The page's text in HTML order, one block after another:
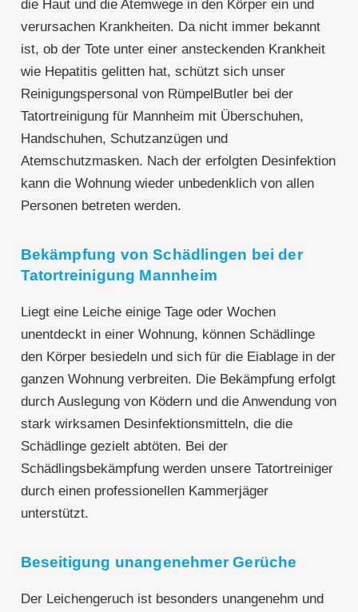
die Haut und die Atemwege in den Körper ein und
verursachen Krankheiten. Da nicht immer bekannt
ist, ob der Tote unter einer ansteckenden Krankheit
wie Hepatitis gelitten hat, schützt sich unser
Reinigungspersonal von RümpelButler bei der
Tatortreinigung für Mannheim mit Überschuhen,
Handschuhen, Schutzanzügen und
Atemschutzmasken. Nach der erfolgten Desinfektion
kann die Wohnung wieder unbedenklich von allen
Personen betreten werden.
Bekämpfung von Schädlingen bei der
Tatortreinigung Mannheim
Liegt eine Leiche einige Tage oder Wochen
unentdeckt in einer Wohnung, können Schädlinge
den Körper besiedeln und sich für die Eiablage in der
ganzen Wohnung verbreiten. Die Bekämpfung erfolgt
durch Auslegung von Ködern und die Anwendung von
stark wirksamen Desinfektionsmitteln, die die
Schädlinge gezielt abtöten. Bei der
Schädlingsbekämpfung werden unsere Tatortreiniger
durch einen professionellen Kammerjäger
unterstützt.
Beseitigung unangenehmer Gerüche
Der Leichengeruch ist besonders unangenehm und